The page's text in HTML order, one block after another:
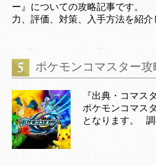
ー』についての攻略記事です。
力、評価、対策、入手方法を紹介
ポケモンコマスター攻
『出典・コマス
ポケモンコマス
となります。